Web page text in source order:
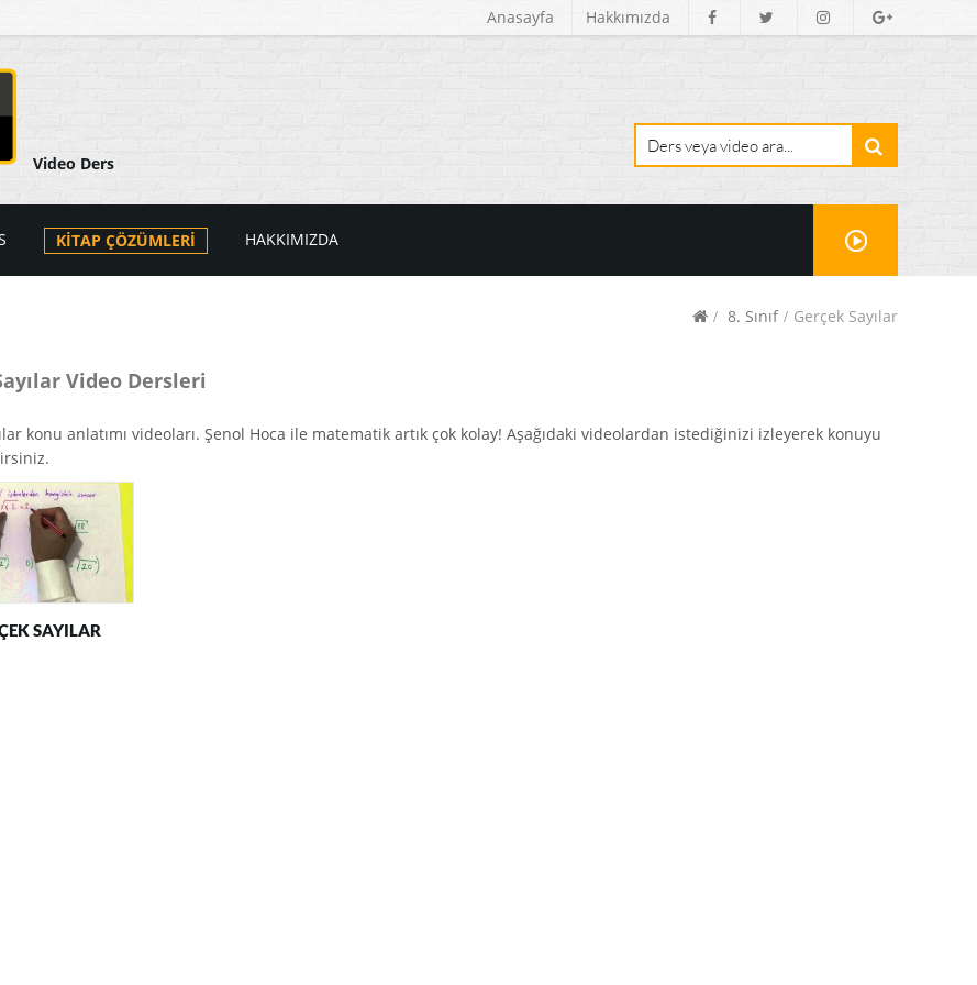
Anasayfa Hakkımızda
Video Ders
KİTAP ÇÖZÜMLERİ HAKKIMIZDA
8. Sınıf Gerçek Sayılar
Video Dersleri
konu anlatımı videoları. Şenol Hoca ile matematik artık çok kolay! Aşağıdaki videolardan istediğinizi izleyerek konuyu
SAYILAR